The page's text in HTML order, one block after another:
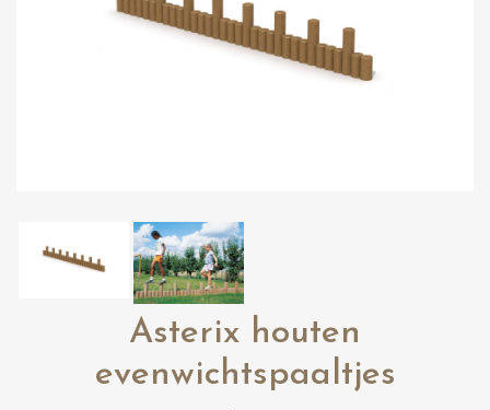
Asterix houten
evenwichtspaaltjes